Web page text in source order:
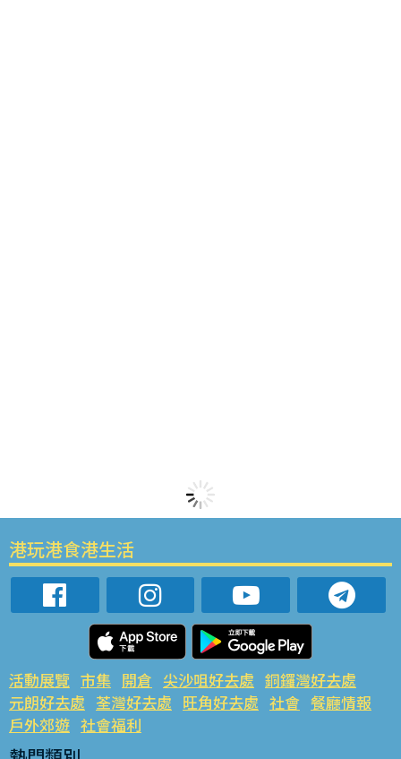
港玩港食港生活
活動展覽 市集 開倉 尖沙咀好去處 銅鑼灣好去處
元朗好去處 荃灣好去處 旺角好去處 社會 餐廳情報
戶外郊遊 社會福利